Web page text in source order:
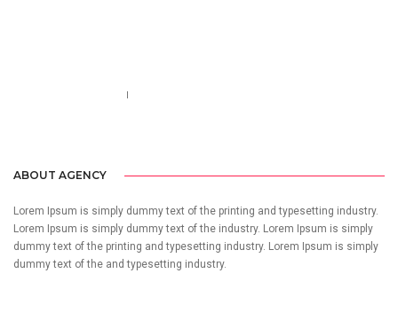
ABOUT AGENCY
Lorem Ipsum is simply dummy text of the printing and typesetting industry.
Lorem Ipsum is simply dummy text of the industry. Lorem Ipsum is simply
dummy text of the printing and typesetting industry. Lorem Ipsum is simply
dummy text of the and typesetting industry.